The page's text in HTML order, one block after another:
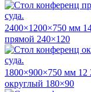
2400×1200×750 мм
прямой 240×120
1800×900×750 мм 12
округлый 180×90